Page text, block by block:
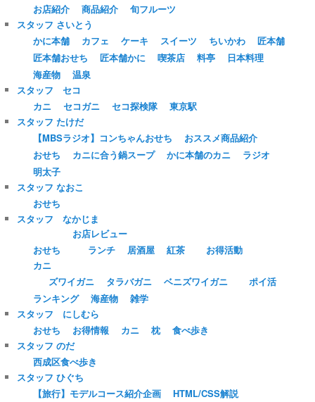
お店紹介
商品紹介
旬フルーツ
スタッフ さいとう
かに本舗
カフェ ケーキ スイーツ ちいかわ
匠本舗
匠本舗おせち
匠本舗かに 喫茶店 料亭
日本料理
海産物
温泉
スタッフ セコ
カニ
セコガニ セコ探検隊
東京駅
スタッフ たけだ
【MBSラジオ】コンちゃんおせち
おススメ商品紹介
おせち
カニに合う鍋スープ かに本舗のカニ
ラジオ
明太子
スタッフ なおこ
おせち
スタッフ なかじま
おせち
お店レビュー
ランチ
居酒屋 紅茶
お得活動
カニ
ズワイガニ
タラバガニ ベニズワイガニ
ポイ活
ランキング
海産物
雑学
スタッフ にしむら
おせち
お得情報 カニ 枕
食べ歩き
スタッフ のだ
西成区食べ歩き
スタッフ ひぐち
【旅行】モデルコース紹介企画
HTML/CSS解説